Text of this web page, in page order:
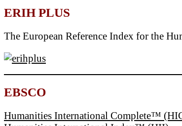
ERIH PLUS
The European Reference Index for the
EBSCO
Humanities International Complete™